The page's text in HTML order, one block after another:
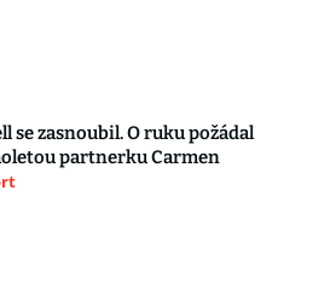
se zasnoubil. O ruku požádal
partnerku Carmen